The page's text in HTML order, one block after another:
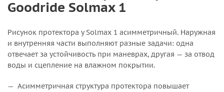
Goodride Solmax 1
Рисунок протектора у Solmax 1 асимметричный. Наружная
и внутренняя части выполняют разные задачи: одна
отвечает за устойчивость при маневрах, другая — за отвод
воды и сцепление на влажном покрытии.
Асимметричная структура протектора повышает